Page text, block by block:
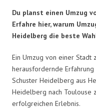
Du planst einen Umzug
Erfahre hier, warum
Heidelberg die beste
Ein Umzug von einer Stadt
herausfordernde Erfahrung
Schuster Heidelberg aus
Heidelberg nach Toulouse
erfolgreichen Erlebnis.